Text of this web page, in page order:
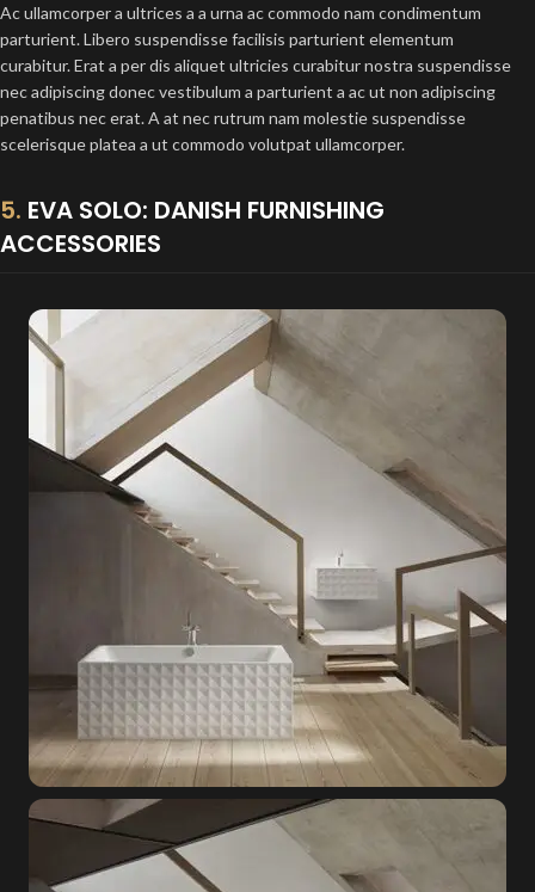
Ac ullamcorper a ultrices a a urna ac commodo nam condimentum
parturient. Libero suspendisse facilisis parturient elementum
curabitur. Erat a per dis aliquet ultricies curabitur nostra suspendisse
nec adipiscing donec vestibulum a parturient a ac ut non adipiscing
penatibus nec erat. A at nec rutrum nam molestie suspendisse
scelerisque platea a ut commodo volutpat ullamcorper.
5. EVA SOLO: DANISH FURNISHING
ACCESSORIES